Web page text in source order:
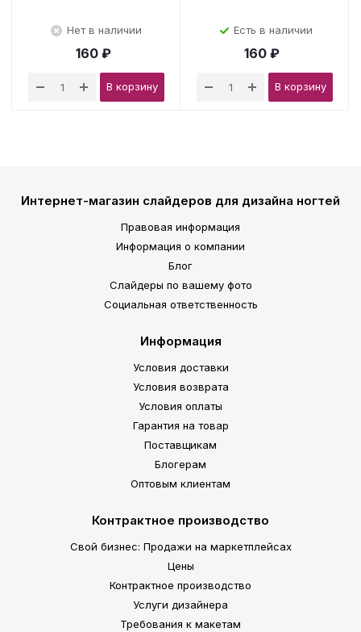
Нет в наличии
160 ₽
В корзину
Есть в наличии
160 ₽
В корзину
Интернет-магазин слайдеров для дизайна ногтей
Правовая информация
Информация о компании
Блог
Слайдеры по вашему фото
Социальная ответственность
Информация
Условия доставки
Условия возврата
Условия оплаты
Гарантия на товар
Поставщикам
Блогерам
Оптовым клиентам
Контрактное производство
Свой бизнес: Продажи на маркетплейсах
Цены
Контрактное производство
Услуги дизайнера
Требования к макетам